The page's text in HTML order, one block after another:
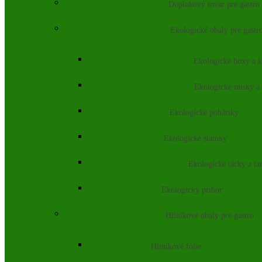
Doplnkový tovar pre gastro
Ekologické obaly pre
Ekologické boxy a
Ekologické misky
Ekologické poháriky
Ekologické slamky
Ekologické tácky a
Ekologický príbor
Hliníkové obaly pre gastro
Hliníkové fólie